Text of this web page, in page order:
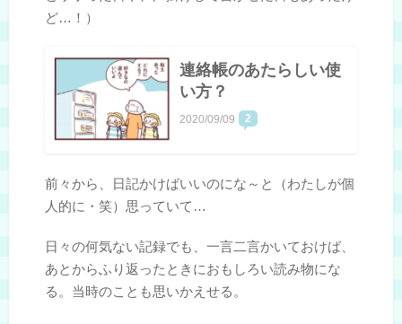
ど…！）
連絡帳のあたらしい使
い方？
2020/09/09 2
前々から、日記かけばいいのにな～と（わたしが個
人的に・笑）思っていて…
日々の何気ない記録でも、一言二言かいておけば、
あとからふり返ったときにおもしろい読み物にな
る。当時のことも思いかえせる。